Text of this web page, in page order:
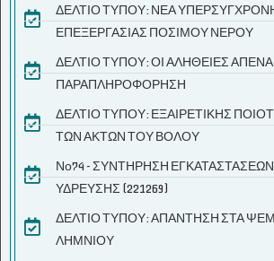
ΔΕΛΤΙΟ ΤΥΠΟΥ: ΝΕΑ
ΕΠΕΞΕΡΓΑΣΙΑΣ ΠΟΣΙΜΟΥ ΝΕΡΟΥ
ΔΕΛΤΙΟ ΤΥΠΟΥ: ΟΙ ΑΛΗΘΕΙΕΣ
ΠΑΡΑΠΛΗΡΟΦΟΡΗΣΗ
ΔΕΛΤΙΟ ΤΥΠΟΥ: ΕΞΑΙΡΕΤΙΚΗΣ
ΤΩΝ ΑΚΤΩΝ ΤΟΥ ΒΟΛΟΥ
Νο74 - ΣΥΝΤΗΡΗΣΗ ΕΓΚΑΤΑΣΤΑΣΕΩΝ
ΥΔΡΕΥΣΗΣ (221269)
ΔΕΛΤΙΟ ΤΥΠΟΥ: ΑΠΑΝΤΗΣΗ ΣΤΑ
ΛΗΜΝΙΟΥ